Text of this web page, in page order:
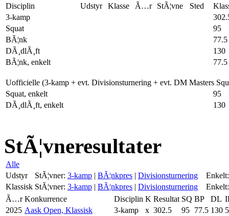
Disciplin Udstyr Klasse Ã…r StÃ¦vne Sted
3-kamp
Squat
95
BÃ¦nk
77.5
DÃ¸dlÃ¸ft
130
BÃ¦nk, enkelt
77.5
Uofficielle (3-kamp + evt. Divisionsturnering + evt. DM Masters
Squat, enkelt
95
DÃ¸dlÃ¸ft, enkelt
130
StÃ¦vneresultater
Alle
Udstyr
StÃ¦vner: 3-kamp | BÃ¦nkpres | Divisionsturnering
Enkelt:
Klassisk StÃ¦vner: 3-kamp | BÃ¦nkpres | Divisionsturnering
Enkelt:
Ã…r Konkurrence Disciplin K Resultat SQ BP DL
2025 Aask Open, Klassisk 3-kamp x 302.5 95 77.5 130